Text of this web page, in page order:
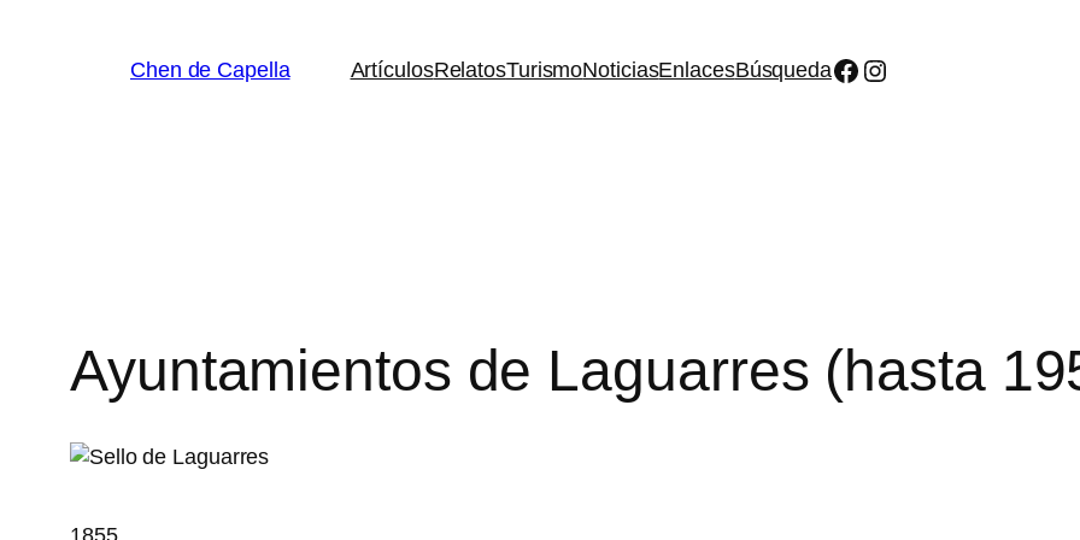
Chen de Capella ArtículosRelatosTurismoNoticiasEnlacesBúsquedaFacebook
Instagram
Ayuntamientos de Laguarres (hasta